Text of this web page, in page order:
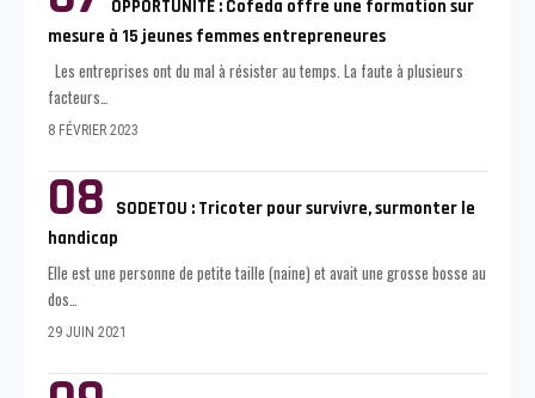
OPPORTUNITÉ : Cofeda offre une formation sur
mesure à 15 jeunes femmes entrepreneures
Les entreprises ont du mal à résister au temps. La faute à plusieurs
facteurs…
8 FÉVRIER 2023
SODETOU : Tricoter pour survivre, surmonter le
handicap
Elle est une personne de petite taille (naine) et avait une grosse bosse au
dos…
29 JUIN 2021